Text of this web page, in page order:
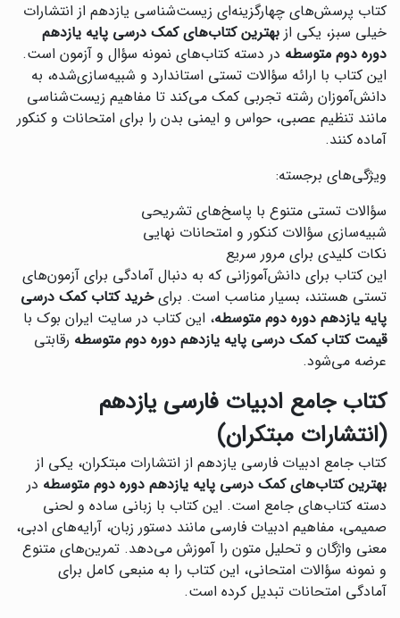
کتاب پرسش‌های چهارگزینه‌ای زیست‌شناسی یازدهم از انتشارات
خیلی سبز، یکی از بهترین کتاب‌های کمک درسی پایه یازدهم
دوره دوم متوسطه در دسته کتاب‌های نمونه سؤال و آزمون است.
این کتاب با ارائه سؤالات تستی استاندارد و شبیه‌سازی‌شده، به
دانش‌آموزان رشته تجربی کمک می‌کند تا مفاهیم زیست‌شناسی
مانند تنظیم عصبی، حواس و ایمنی بدن را برای امتحانات و کنکور
آماده کنند.
ویژگی‌های برجسته:
سؤالات تستی متنوع با پاسخ‌های تشریحی
شبیه‌سازی سؤالات کنکور و امتحانات نهایی
نکات کلیدی برای مرور سریع
این کتاب برای دانش‌آموزانی که به دنبال آمادگی برای آزمون‌های
تستی هستند، بسیار مناسب است. برایخرید کتاب کمک درسی
پایه یازدهم دوره دوم متوسطه، این کتاب در سایت ایران بوک با
قیمت کتاب کمک درسی پایه یازدهم دوره دوم متوسطه رقابتی
عرضه می‌شود.
کتاب جامع ادبیات فارسی یازدهم
(انتشارات مبتکران)
کتاب جامع ادبیات فارسی یازدهم از انتشارات مبتکران، یکی از
بهترین کتاب‌های کمک درسی پایه یازدهم دوره دوم متوسطه در
دسته کتاب‌های جامع است. این کتاب با زبانی ساده و لحنی
صمیمی، مفاهیم ادبیات فارسی مانند دستور زبان، آرایه‌های ادبی،
معنی واژگان و تحلیل متون را آموزش می‌دهد. تمرین‌های متنوع
و نمونه سؤالات امتحانی، این کتاب را به منبعی کامل برای
آمادگی امتحانات تبدیل کرده است.